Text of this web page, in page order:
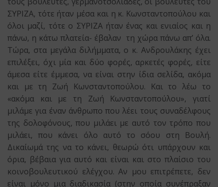
ΣΥΡΙΖΑ, τότε ήταν μέσα και η κ. Κωνσταντοπούλου και
όλοι μαζί, τότε ο ΣΥΡΙΖΑ ήταν ένας και ενιαίος και η
πάνω, η κάτω πλατεία- έβαλαν τη χώρα πάνω απ’ όλα.
Τώρα, στα μεγάλα διλήμματα, ο κ. Ανδρουλάκης έχει
επιλέξει, όχι μία και δύο φορές, αρκετές φορές, είτε
άμεσα είτε έμμεσα, να είναι στην ίδια σελίδα, ακόμα
και με τη Ζωή Κωνσταντοπούλου. Και το λέω το
«ακόμα και με τη Ζωή Κωνσταντοπούλου», γιατί
μιλάμε για έναν άνθρωπο που λέει τους συναδέλφους
της δολοφόνους, που μιλάει με αυτό τον τρόπο που
μιλάει, που κάνει όλο αυτό το σόου στη Βουλή.
Δικαίωμά της να το κάνει, θεωρώ ότι υπάρχουν και
όρια, βέβαια για αυτό και είναι και στο πλαίσιο του
κοινοβουλευτικού ελέγχου. Αν μου επιτρέπετε, δεν
είναι μόνο μια διαδικασία (στην οποία συνέπραξαν